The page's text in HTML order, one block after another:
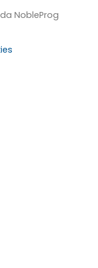
NobleProg